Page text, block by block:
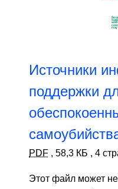
Источники
поддержки
PDF , 58,3 КБ , 4
Этот файл может